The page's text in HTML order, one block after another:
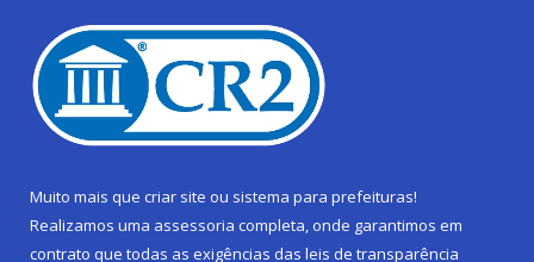
Muito mais que criar site ou sistema para prefeituras!
Realizamos uma assessoria completa, onde garantimos em
contrato que todas as exigências das leis de transparência